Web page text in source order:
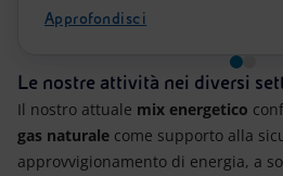
Approfondisci
Le nostre attività nei diversi
Il nostro attuale mix energetico
gas naturale come supporto alla
approvvigionamento di energia, a